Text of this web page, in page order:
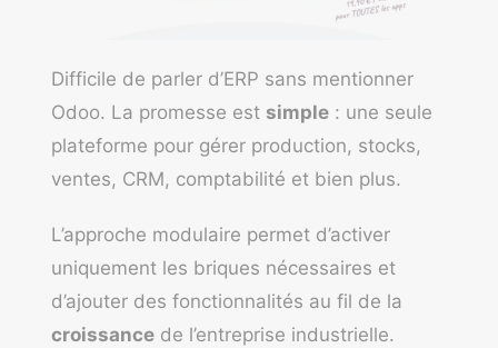
Difficile de parler d’ERP sans mentionner
Odoo. La promesse est simple : une seule
plateforme pour gérer production, stocks,
ventes, CRM, comptabilité et bien plus.
L’approche modulaire permet d’activer
uniquement les briques nécessaires et
d’ajouter des fonctionnalités au fil de la
croissance de l’entreprise industrielle.